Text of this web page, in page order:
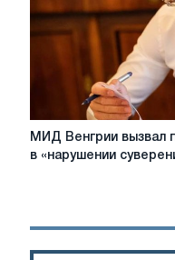
заводами
в
МИД
Венгрии
с
МИД Венгрии вызвал
в «нарушении